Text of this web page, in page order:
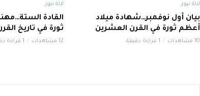
لالة نيوز
بيان أول نوفمبر…شهادة ميلاد
أعظم ثورة في القرن العشرين
10 مشاهدات 1 قراءة دقيقة
لالة نيوز
القادة
ثورة في تاريخ
12 مشاهدات 1 قراءة دقيقة